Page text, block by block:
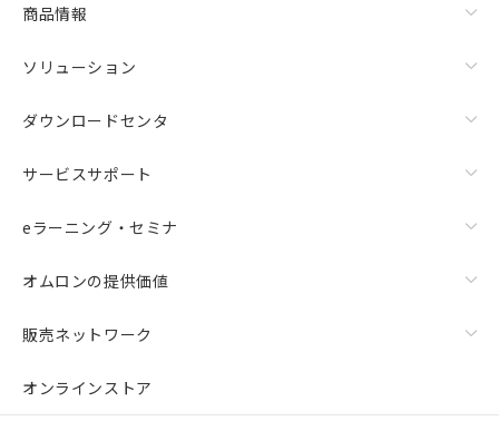
商品情報
ソリューション
ダウンロードセンタ
サービスサポート
eラーニング・セミナ
オムロンの提供価値
販売ネットワーク
オンラインストア